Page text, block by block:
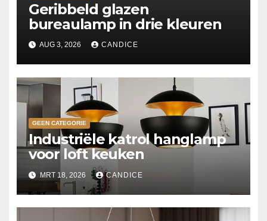
Geribbeld glazen
bureaulamp in drie kleuren
AUG 3, 2026 CANDICE
GEEN CATEGORIE
Industriële katrol hanglamp
voor loft keuken
MRT 18, 2026 CANDICE